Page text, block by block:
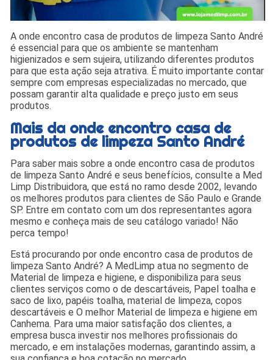
A onde encontro casa de produtos de limpeza Santo André
é essencial para que os ambiente se mantenham
higienizados e sem sujeira, utilizando diferentes produtos
para que esta ação seja atrativa. É muito importante contar
sempre com empresas especializadas no mercado, que
possam garantir alta qualidade e preço justo em seus
produtos.
Mais da onde encontro casa de
produtos de limpeza Santo André
Para saber mais sobre a onde encontro casa de produtos
de limpeza Santo André e seus benefícios, consulte a Med
Limp Distribuidora, que está no ramo desde 2002, levando
os melhores produtos para clientes de São Paulo e Grande
SP. Entre em contato com um dos representantes agora
mesmo e conheça mais de seu catálogo variado! Não
perca tempo!
Está procurando por onde encontro casa de produtos de
limpeza Santo André? A MedLimp atua no segmento de
Material de limpeza e higiene, e disponibiliza para seus
clientes serviços como o de descartáveis, Papel toalha e
saco de lixo, papéis toalha, material de limpeza, copos
descartáveis e O melhor Material de limpeza e higiene em
Canhema. Para uma maior satisfação dos clientes, a
empresa busca investir nos melhores profissionais do
mercado, e em instalações modernas, garantindo assim, a